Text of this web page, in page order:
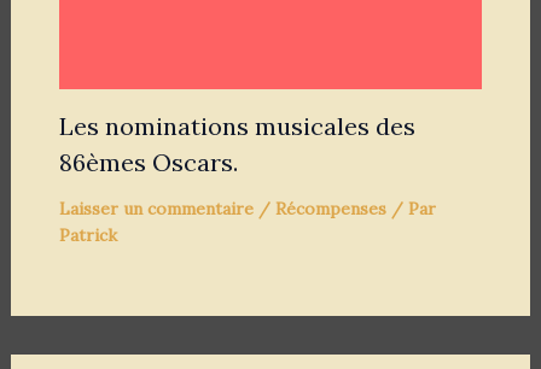
Les nominations musicales des
86èmes Oscars.
Laisser un commentaire / Récompenses/ Par
Patrick